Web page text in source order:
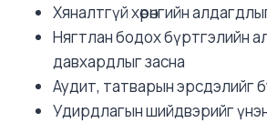
Хяналтгүй хөрөнгийн
Нягтлан бодох бүртгэлийн
давхардлыг засна
Аудит, татварын эрсдэлийг
Удирдлагын шийдвэрийг үнэн